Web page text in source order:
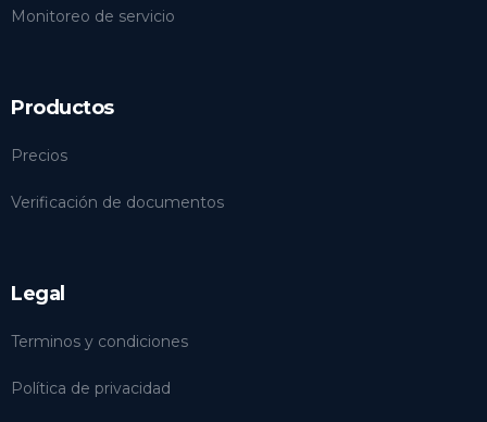
Monitoreo de servicio
Productos
Precios
Verificación de documentos
Legal
Terminos y condiciones
Política de privacidad